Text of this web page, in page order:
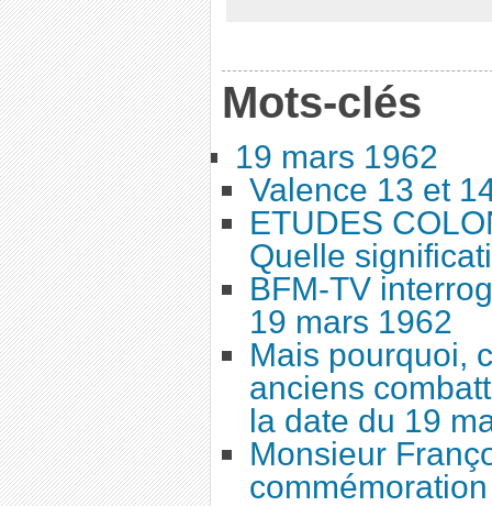
Mots-clés
19 mars 1962
Valence 13 et
ETUDES
Quelle
BFM-TV
19 mars 1962
Mais pourquoi,
anciens
la date du 19
Monsieur